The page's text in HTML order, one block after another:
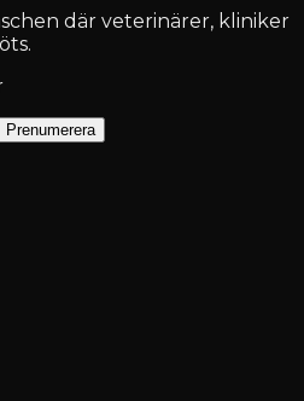
där veterinärer, kliniker
Prenumerera